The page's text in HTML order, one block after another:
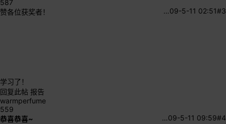
587
#3
09-5-11 02:51
…
赞各位获奖者！
学习了！
回复此帖 报告
warmperfume
559
#4
09-5-11 09:59
…
恭喜恭喜~